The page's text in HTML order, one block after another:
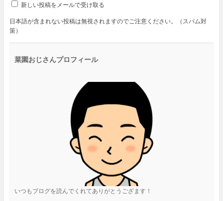
新しい投稿をメールで受け取る
日本語が含まれない投稿は無視されますのでご注意ください。（スパム対
策）
菜園おじさんプロフィール
いつもブログを読んでくれてありがとうござます！